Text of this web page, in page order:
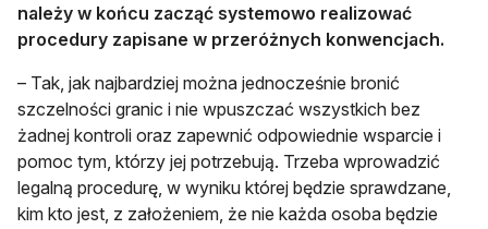
należy w końcu zacząć systemowo realizować
procedury zapisane w przeróżnych konwencjach.
– Tak, jak najbardziej można jednocześnie bronić
szczelności granic i nie wpuszczać wszystkich bez
żadnej kontroli oraz zapewnić odpowiednie wsparcie i
pomoc tym, którzy jej potrzebują. Trzeba wprowadzić
legalną procedurę, w wyniku której będzie sprawdzane,
kim kto jest, z założeniem, że nie każda osoba będzie